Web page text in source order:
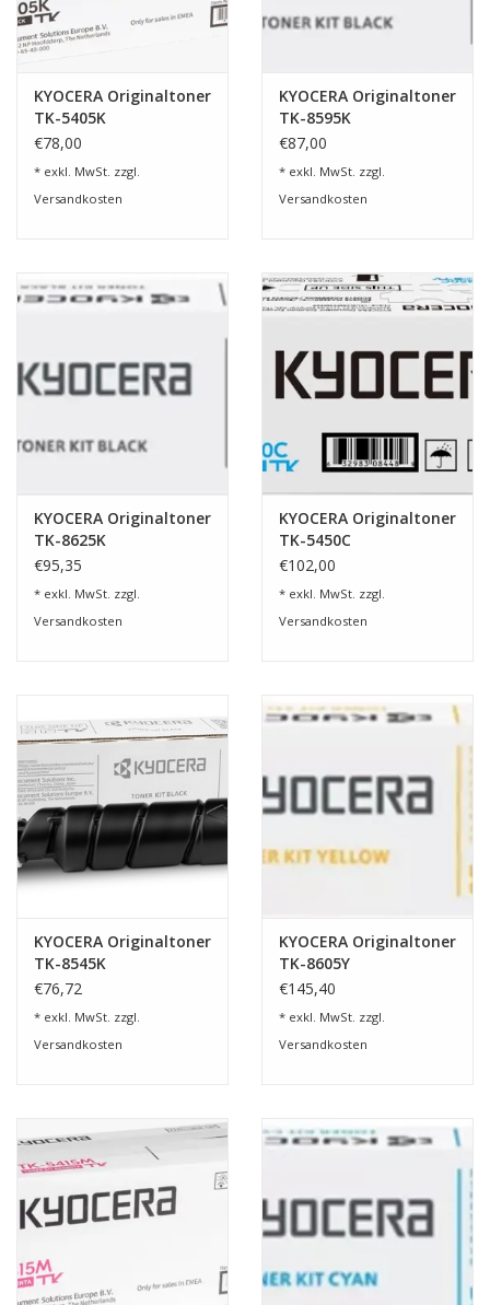
KYOCERA Originaltoner
TK-5405K
€78,00
* exkl. MwSt. zzgl.
Versandkosten
KYOCERA Originaltoner
TK-8595K
€87,00
* exkl. MwSt. zzgl.
Versandkosten
KYOCERA Originaltoner
TK-8625K
€95,35
* exkl. MwSt. zzgl.
Versandkosten
KYOCERA Originaltoner
TK-5450C
€102,00
* exkl. MwSt. zzgl.
Versandkosten
KYOCERA Originaltoner
TK-8545K
€76,72
* exkl. MwSt. zzgl.
Versandkosten
KYOCERA Originaltoner
TK-8605Y
€145,40
* exkl. MwSt. zzgl.
Versandkosten